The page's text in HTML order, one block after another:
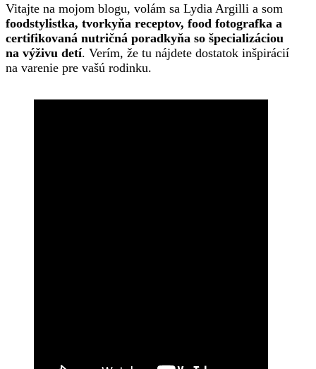
Vitajte na mojom blogu, volám sa Lydia Argilli a som
foodstylistka, tvorkyňa receptov, food fotografka a
certifikovaná nutričná poradkyňa so špecializáciou
na výživu detí. Verím, že tu nájdete dostatok inšpirácií
na varenie pre vašú rodinku.